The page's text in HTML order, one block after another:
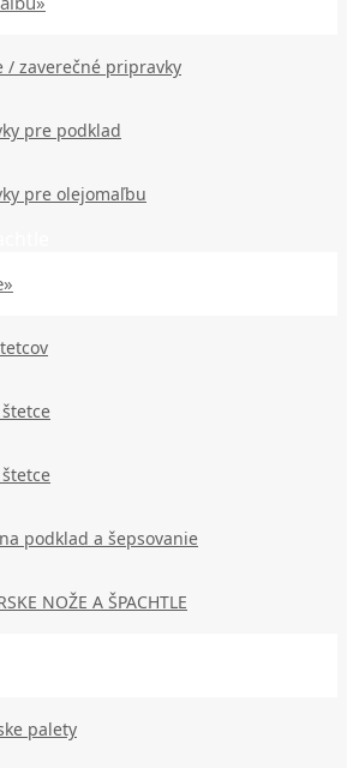
/ zaverečné pripravky
pre podklad
pre olejomaľbu
podklad a šepsovanie
NOŽE A ŠPACHTLE
palety